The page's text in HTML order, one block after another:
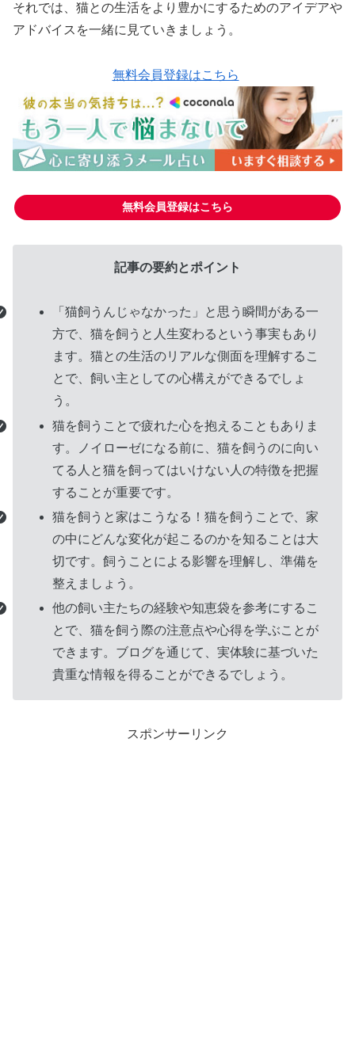
それでは、猫との生活をより豊かにするためのアイデアや
アドバイスを一緒に見ていきましょう。
無料会員登録はこちら
無料会員登録はこちら
記事の要約とポイント
「猫飼うんじゃなかった」と思う瞬間がある一
方で、猫を飼うと人生変わるという事実もあり
ます。猫との生活のリアルな側面を理解するこ
とで、飼い主としての心構えができるでしょ
う。
猫を飼うことで疲れた心を抱えることもありま
す。ノイローゼになる前に、猫を飼うのに向い
てる人と猫を飼ってはいけない人の特徴を把握
することが重要です。
猫を飼うと家はこうなる！猫を飼うことで、家
の中にどんな変化が起こるのかを知ることは大
切です。飼うことによる影響を理解し、準備を
整えましょう。
他の飼い主たちの経験や知恵袋を参考にするこ
とで、猫を飼う際の注意点や心得を学ぶことが
できます。ブログを通じて、実体験に基づいた
貴重な情報を得ることができるでしょう。
スポンサーリンク